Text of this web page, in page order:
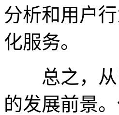
分析和用户
化服务。
总之，从
的发展前景